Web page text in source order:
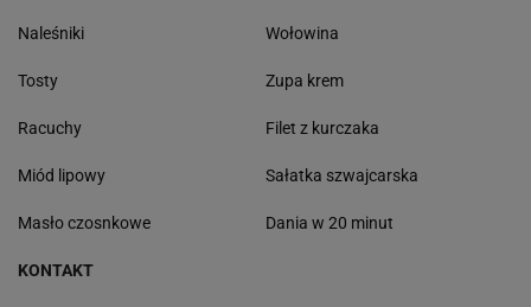
Naleśniki
Tosty
Racuchy
Miód lipowy
Masło czosnkowe
Wołowina
Zupa krem
Filet z kurczaka
Sałatka szwajcarska
Dania w 20 minut
KONTAKT